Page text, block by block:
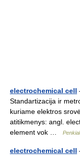
electrochemical cell
Standartizacija ir
kuriame elektros
atitikmenys: angl.
element vok …
electrochemical cell